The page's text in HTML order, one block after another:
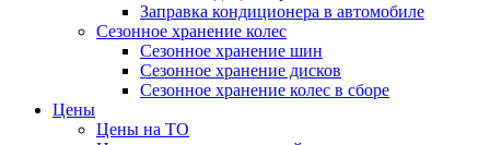
Заправка кондиционера в автомобиле
Сезонное хранение колес
Сезонное хранение шин
Сезонное хранение дисков
Сезонное хранение колес в сборе
Цены
Цены на ТО